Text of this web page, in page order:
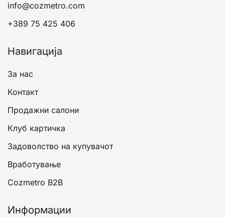
info@cozmetro.com
+389 75 425 406
Навигација
За нас
Контакт
Продажни салони
Клуб картичка
Задоволство на купувачот
Вработување
Cozmetro B2B
Информации